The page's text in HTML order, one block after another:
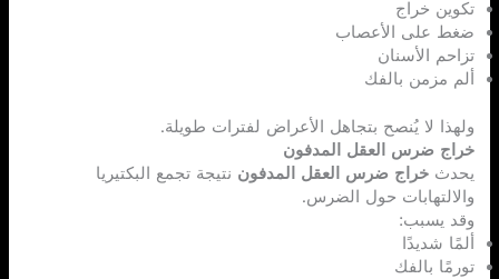
تكوين خراج
ضغط على الأعصاب
تزاحم الأسنان
ألم مزمن بالفك
ولهذا لا يُنصح بتجاهل الأعراض لفترات طويلة.
خراج ضرس العقل المدفون
يحدثخراج ضرس العقل المدفون نتيجة تجمع البكتيريا
والالتهابات حول الضرس.
وقد يسبب:
ألمًا شديدًا
تورمًا بالفك